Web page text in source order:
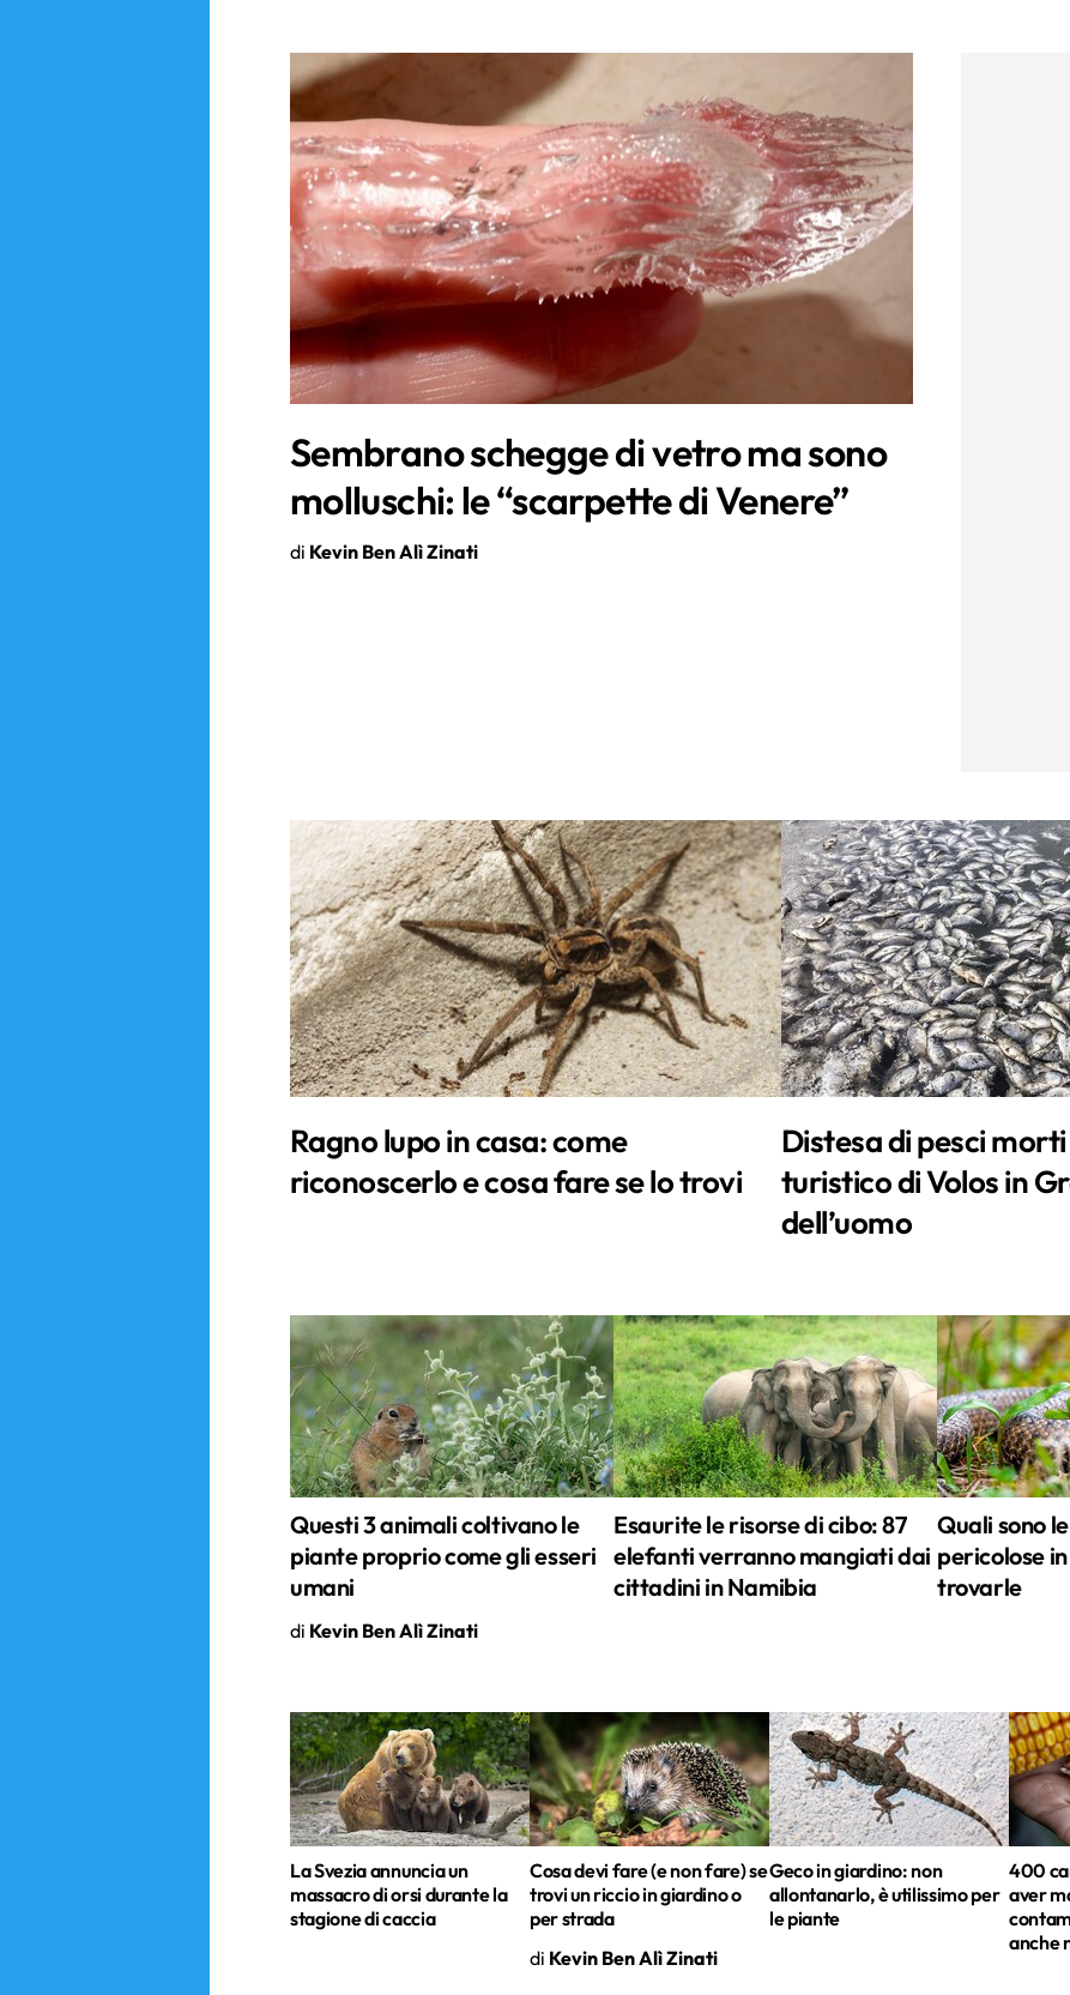
Sembrano schegge di vetro ma sono
molluschi: le “scarpette di Venere”
di Kevin Ben Alì Zinati
Ragno lupo in casa: come
riconoscerlo e cosa fare se lo trovi
Distesa di pesci
turistico di Volos in
dell’uomo
Questi 3 animali coltivano le
piante proprio come gli esseri
umani
di Kevin Ben Alì Zinati
Esaurite le risorse di cibo: 87
elefanti verranno mangiati dai
cittadini in Namibia
Quali sono
pericolose
trovarle
La Svezia annuncia un
massacro di orsi durante la
stagione di caccia
Cosa devi fare (e non fare) se
trovi un riccio in giardino o
per strada
di Kevin Ben Alì Zinati
Geco in giardino: non
allontanarlo, è utilissimo per
le piante
400
aver
anche